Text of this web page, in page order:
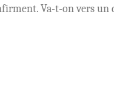
Va-t-on vers un